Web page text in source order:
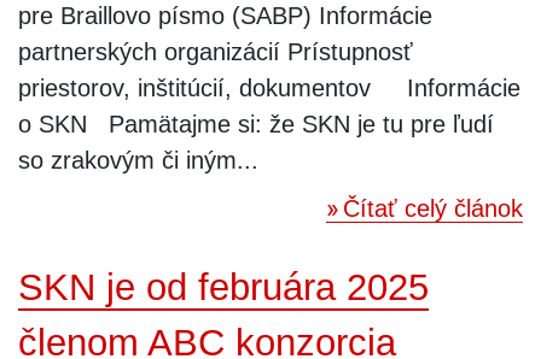
pre Braillovo písmo (SABP) Informácie
partnerských organizácií Prístupnosť
priestorov, inštitúcií, dokumentov Informácie
o SKN Pamätajme si: že SKN je tu pre ľudí
so zrakovým či iným...
Čítať celý článok
SKN je od februára 2025
členom ABC konzorcia